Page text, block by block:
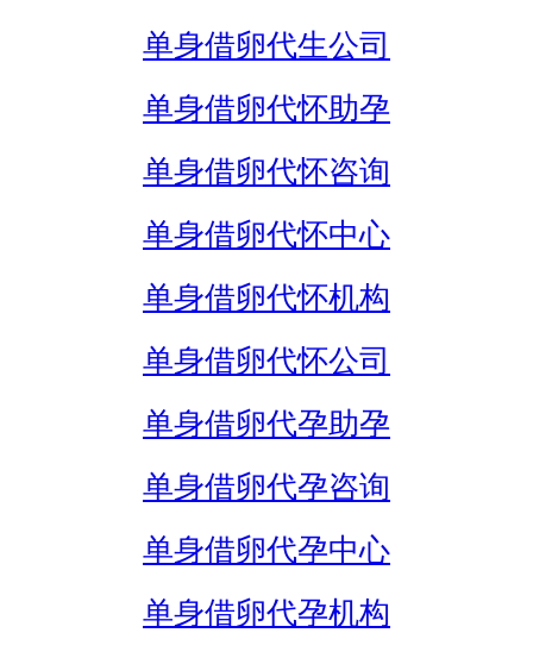
单身借卵代生公司
单身借卵代怀助孕
单身借卵代怀咨询
单身借卵代怀中心
单身借卵代怀机构
单身借卵代怀公司
单身借卵代孕助孕
单身借卵代孕咨询
单身借卵代孕中心
单身借卵代孕机构